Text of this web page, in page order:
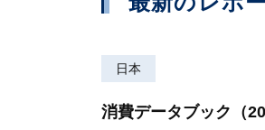
日本
消費データブック（